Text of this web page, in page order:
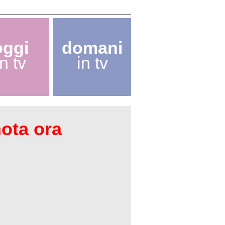
tv
domani
in tv
ora